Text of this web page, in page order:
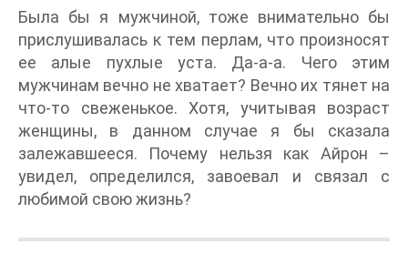
Была бы я мужчиной, тоже внимательно бы
прислушивалась к тем перлам, что произносят
ее алые пухлые уста. Да-а-а. Чего этим
мужчинам вечно не хватает? Вечно их тянет на
что-то свеженькое. Хотя, учитывая возраст
женщины, в данном случае я бы сказала
залежавшееся. Почему нельзя как Айрон –
увидел, определился, завоевал и связал с
любимой свою жизнь?